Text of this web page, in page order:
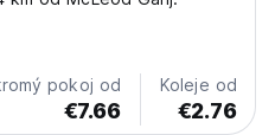
pokoj od
€7.66
Koleje od
€2.76